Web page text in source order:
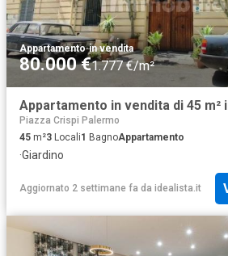
Appartamento·in vendita
80.000 €1.777 €/m²
Appartamento in vendita di 45 m²
Piazza Crispi Palermo
45 m²3 Locali1 BagnoAppartamento
·Giardino
Aggiornato 2 settimane fa da idealista.it